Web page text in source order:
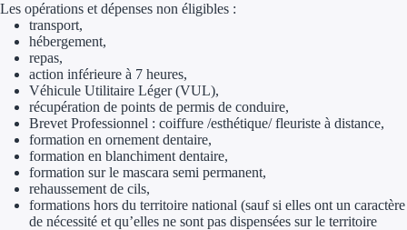
Aides Région
Les opérations et dépenses non éligibles :
transport,
hébergement,
repas,
action inférieure à 7 heures,
Véhicule Utilitaire Léger (VUL),
récupération de points de permis de conduire,
Brevet Professionnel : coiffure /esthétique/ fleuriste à distance,
formation en ornement dentaire,
formation en blanchiment dentaire,
formation sur le mascara semi permanent,
rehaussement de cils,
formations hors du territoire national (sauf si elles ont un caractère
de nécessité et qu’elles ne sont pas dispensées sur le territoire